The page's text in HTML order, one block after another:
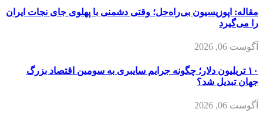
مقاله: اپوزیسیون بی‌راه‌حل؛ وقتی دشمنی با پهلوی جای نجات ایران
را می‌گیرد
آگوست 06, 2026
۱۰ تریلیون دلار؛ چگونه جرایم سایبری به سومین اقتصاد بزرگ
جهان تبدیل شد؟
آگوست 06, 2026